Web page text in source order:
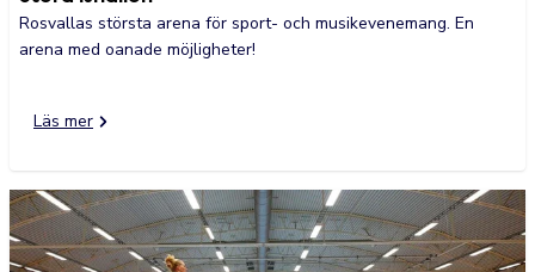
Rosvallas största arena för sport- och musikevenemang. En
arena med oanade möjligheter!
Läs mer